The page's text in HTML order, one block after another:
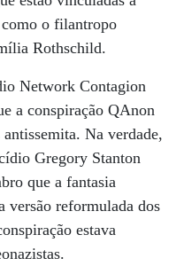
o filantropo
Rothschild.
Network Contagion
a conspiração QAnon
Na verdade,
Gregory Stanton
que a fantasia
versão reformulada dos
estava